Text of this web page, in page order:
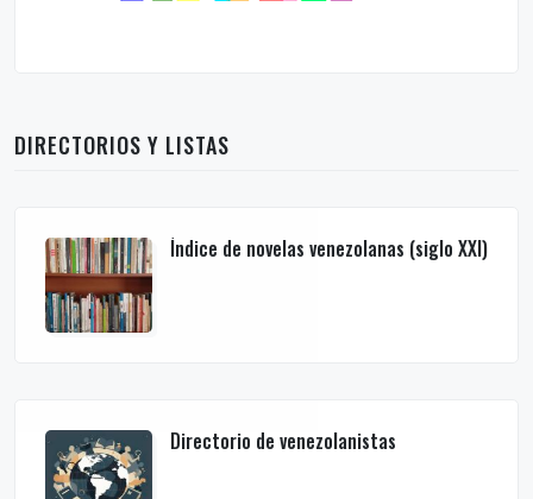
DIRECTORIOS Y LISTAS
Índice de novelas venezolanas (siglo XXI)
Directorio de venezolanistas